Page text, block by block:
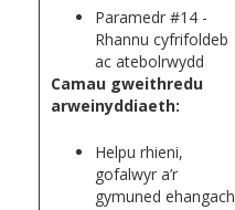
Paramedr #14 -
Rhannu cyfrifoldeb
ac atebolrwydd
Camau gweithredu
arweinyddiaeth:
Helpu rhieni,
gofalwyr a’r
gymuned